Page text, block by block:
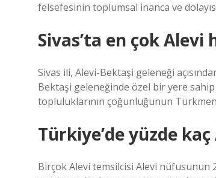
felsefesinin toplumsal inanca ve
Sivas’ta en çok Alevi
Sivas ili, Alevi-Bektaşi geleneği
Bektaşi geleneğinde özel bir yere sahip
topluluklarının çoğunluğunun
Türkiye’de yüzde
Birçok Alevi temsilcisi Alevi nüfusunun